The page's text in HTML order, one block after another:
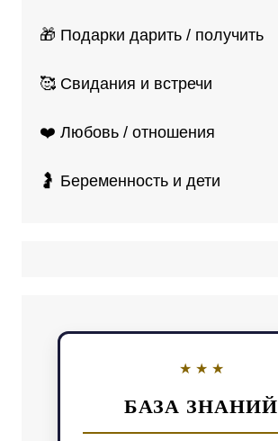
🎁 Подарки дарить / получить
🥰 Свидания и встречи
❤️ Любовь / отношения
🤰 Беременность и дети
БАЗА ЗНАНИЙ